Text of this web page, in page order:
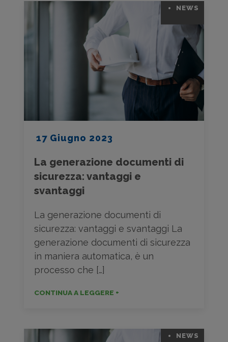
17 Giugno 2023
NEWS
La generazione documenti di
sicurezza: vantaggi e
svantaggi
La generazione documenti di
sicurezza: vantaggi e svantaggi La
generazione documenti di sicurezza
in maniera automatica, è un
processo che […]
CONTINUA A LEGGERE +
NEWS